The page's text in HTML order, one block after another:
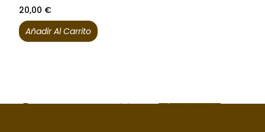
20,00 €
Añadir Al Carrito